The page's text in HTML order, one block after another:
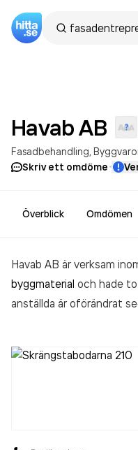
HavabAB
Fasadbehandling
Skriv ett omdöme·
Överblick Omdömen
Havab AB är verksam
byggmaterial och hade
anställda är oförändrat